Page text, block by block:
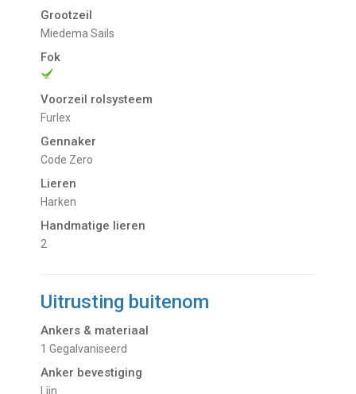
Grootzeil
Miedema Sails
Fok
Voorzeil rolsysteem
Furlex
Gennaker
Code Zero
Lieren
Harken
Handmatige lieren
2
Uitrusting buitenom
Ankers & materiaal
1 Gegalvaniseerd
Anker bevestiging
Lijn